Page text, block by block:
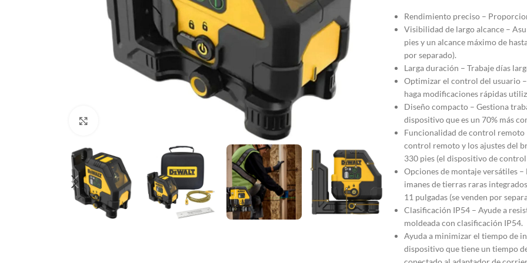
Rendimiento preciso –
Visibilidad de largo alcance –
pies y un alcance máximo de
por separado).
Larga duración – Trabaje días
Optimizar el control del usuario
haga modificaciones rápidas
Diseño compacto – Gestiona
dispositivo que es un 70% más
Funcionalidad de control remoto
control remoto y los ajustes del
330 pies (el dispositivo de
Opciones de montaje versátiles
imanes de tierras raras
11 pulgadas (se venden por
Clasificación IP54 – Ayude a
moldeada con clasificación IP54.
Ayuda a minimizar el tiempo de
dispositivo que tiene un tiempo